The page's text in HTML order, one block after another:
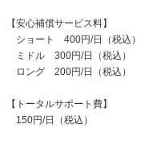
【安心補償サービス料】
ショート 400円/日（税込）
ミドル 300円/日（税込）
ロング 200円/日（税込）
【トータルサポート費】
150円/日（税込）